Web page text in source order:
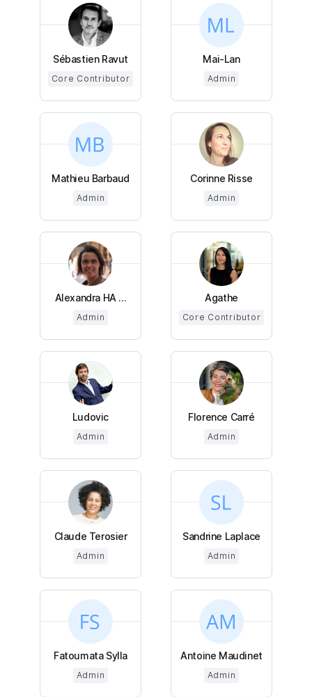
Sébastien Ravut
Core Contributor
Mai-Lan
Admin
Mathieu Barbaud
Admin
Corinne Risse
Admin
Alexandra HA ...
Admin
Agathe
Core Contributor
Ludovic
Admin
Florence Carré
Admin
Claude Terosier
Admin
Sandrine Laplace
Admin
Fatoumata Sylla
Admin
Antoine Maudinet
Admin